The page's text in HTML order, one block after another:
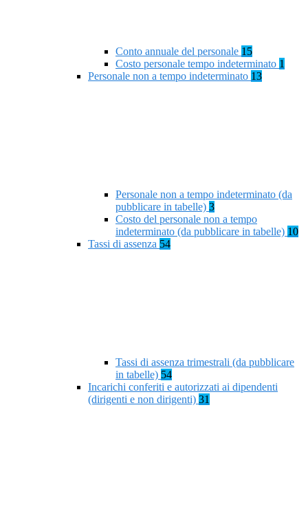
Conto annuale del personale 15
Costo personale tempo indeterminato 1
Personale non a tempo indeterminato 13
Personale non a tempo indeterminato (da
pubblicare in tabelle) 3
Costo del personale non a tempo
indeterminato (da pubblicare in tabelle) 10
Tassi di assenza 54
Tassi di assenza trimestrali (da pubblicare
in tabelle) 54
Incarichi conferiti e autorizzati ai dipendenti
(dirigenti e non dirigenti) 31